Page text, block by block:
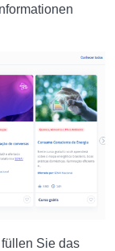
füllen Sie das